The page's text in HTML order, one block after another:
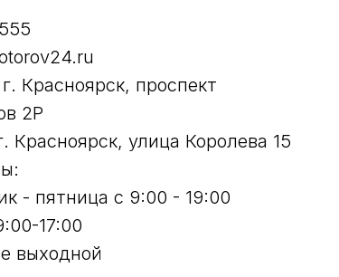
Красноярск, проспект
2Р
Красноярск, улица Королева 15
- пятница с 9:00 - 19:00
17:00
выходной